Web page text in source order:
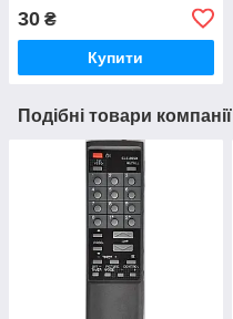
30 ₴
Купити
Подібні товари компанії